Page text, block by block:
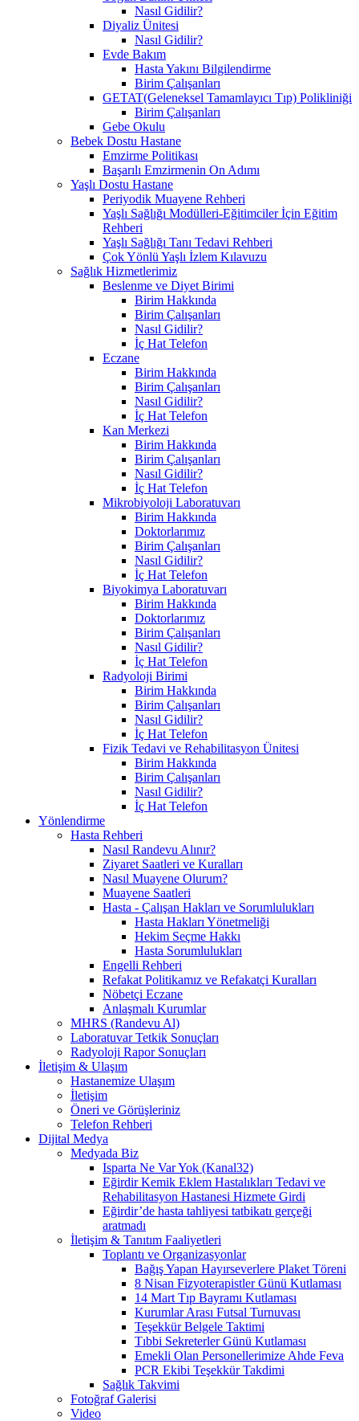
Nasıl Gidilir?
Diyaliz Ünitesi
Nasıl Gidilir?
Evde Bakım
Hasta Yakını Bilgilendirme
Birim Çalışanları
GETAT(Geleneksel Tamamlayıcı Tıp) Polikliniği
Birim Çalışanları
Gebe Okulu
Bebek Dostu Hastane
Emzirme Politikası
Başarılı Emzirmenin On Adımı
Yaşlı Dostu Hastane
Periyodik Muayene Rehberi
Yaşlı Sağlığı Modülleri-Eğitimciler İçin Eğitim
Rehberi
Yaşlı Sağlığı Tanı Tedavi Rehberi
Çok Yönlü Yaşlı İzlem Kılavuzu
Sağlık Hizmetlerimiz
Beslenme ve Diyet Birimi
Birim Hakkında
Birim Çalışanları
Nasıl Gidilir?
İç Hat Telefon
Eczane
Birim Hakkında
Birim Çalışanları
Nasıl Gidilir?
İç Hat Telefon
Kan Merkezi
Birim Hakkında
Birim Çalışanları
Nasıl Gidilir?
İç Hat Telefon
Mikrobiyoloji Laboratuvarı
Birim Hakkında
Doktorlarımız
Birim Çalışanları
Nasıl Gidilir?
İç Hat Telefon
Biyokimya Laboratuvarı
Birim Hakkında
Doktorlarımız
Birim Çalışanları
Nasıl Gidilir?
İç Hat Telefon
Radyoloji Birimi
Birim Hakkında
Birim Çalışanları
Nasıl Gidilir?
İç Hat Telefon
Fizik Tedavi ve Rehabilitasyon Ünitesi
Birim Hakkında
Birim Çalışanları
Nasıl Gidilir?
İç Hat Telefon
Yönlendirme
Hasta Rehberi
Nasıl Randevu Alınır?
Ziyaret Saatleri ve Kuralları
Nasıl Muayene Olurum?
Muayene Saatleri
Hasta - Çalışan Hakları ve Sorumlulukları
Hasta Hakları Yönetmeliği
Hekim Seçme Hakkı
Hasta Sorumlulukları
Engelli Rehberi
Refakat Politikamız ve Refakatçi Kuralları
Nöbetçi Eczane
Anlaşmalı Kurumlar
MHRS (Randevu Al)
Laboratuvar Tetkik Sonuçları
Radyoloji Rapor Sonuçları
İletişim & Ulaşım
Hastanemize Ulaşım
İletişim
Öneri ve Görüşleriniz
Telefon Rehberi
Dijital Medya
Medyada Biz
Isparta Ne Var Yok (Kanal32)
Eğirdir Kemik Eklem Hastalıkları Tedavi ve
Rehabilitasyon Hastanesi Hizmete Girdi
Eğirdir’de hasta tahliyesi tatbikatı gerçeği
aratmadı
İletişim & Tanıtım Faaliyetleri
Toplantı ve Organizasyonlar
Bağış Yapan Hayırseverlere Plaket Töreni
8 Nisan Fizyoterapistler Günü Kutlaması
14 Mart Tıp Bayramı Kutlaması
Kurumlar Arası Futsal Turnuvası
Teşekkür Belgele Taktimi
Tıbbi Sekreterler Günü Kutlaması
Emekli Olan Personellerimize Ahde Feva
PCR Ekibi Teşekkür Takdimi
Sağlık Takvimi
Fotoğraf Galerisi
Video